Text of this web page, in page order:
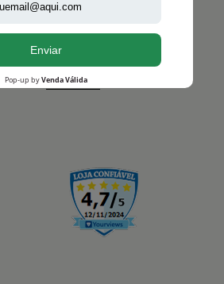
Blog
Youtube
Facebook